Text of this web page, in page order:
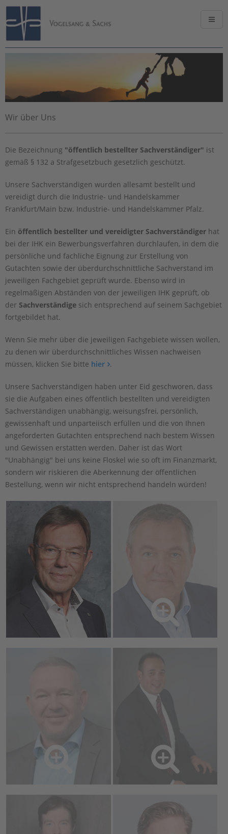
Wir über Uns
Die Bezeichnung "öffentlich bestellter Sachverständiger" ist
gemäß § 132 a Strafgesetzbuch gesetzlich geschützt.
Unsere Sachverständigen wurden allesamt bestellt und
vereidigt durch die Industrie- und Handelskammer
Frankfurt/Main bzw. Industrie- und Handelskammer Pfalz.
Ein öffentlich bestellter und vereidigter Sachverständiger hat
bei der IHK ein Bewerbungsverfahren durchlaufen, in dem die
persönliche und fachliche Eignung zur Erstellung von
Gutachten sowie der überdurchschnittliche Sachverstand im
jeweiligen Fachgebiet geprüft wurde. Ebenso wird in
regelmäßigen Abständen von der jeweiligen IHK geprüft, ob
der Sachverständige sich entsprechend auf seinem Sachgebiet
fortgebildet hat.
Wenn Sie mehr über die jeweiligen Fachgebiete wissen wollen,
zu denen wir überdurchschnittliches Wissen nachweisen
müssen, klicken Sie bitte hier .
Unsere Sachverständigen haben unter Eid geschworen, dass
sie die Aufgaben eines öffentlich bestellten und vereidigten
Sachverständigen unabhängig, weisungsfrei, persönlich,
gewissenhaft und unparteiisch erfüllen und die von Ihnen
angeforderten Gutachten entsprechend nach bestem Wissen
und Gewissen erstatten werden. Daher ist das Wort
"Unabhängig" bei uns keine Floskel wie so oft im Finanzmarkt,
sondern wir riskieren die Aberkennung der öffentlichen
Bestellung, wenn wir nicht entsprechend handeln würden!